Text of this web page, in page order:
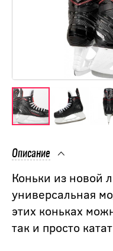
Описание
Коньки из новой
универсальная
этих коньках
так и просто